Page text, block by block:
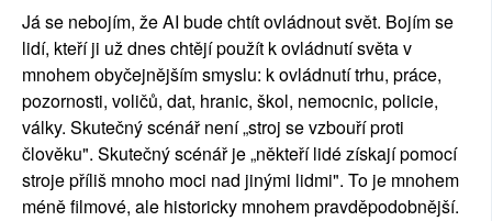
Já se nebojím, že AI bude chtít ovládnout svět. Bojím se
lidí, kteří ji už dnes chtějí použít k ovládnutí světa v
mnohem obyčejnějším smyslu: k ovládnutí trhu, práce,
pozornosti, voličů, dat, hranic, škol, nemocnic, policie,
války. Skutečný scénář není „stroj se vzbouří proti
člověku". Skutečný scénář je „někteří lidé získají pomocí
stroje příliš mnoho moci nad jinými lidmi". To je mnohem
méně filmové, ale historicky mnohem pravděpodobnější.